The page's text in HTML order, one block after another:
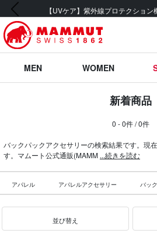
【UVケア】紫外線プロテクション
前の画像
MEN WOMEN
新着商品
0 - 0件 / 0件
バックパックアクセサリーの検索結果です。現
す。マムート公式通販(MAMM ...続きを読む
アパレル アパレルアクセサリー バッ
並び替え